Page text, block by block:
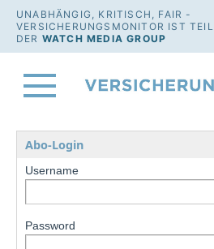
UNABHÄNGIG, KRITISCH, FAIR -
VERSICHERUNGSMONITOR IST TEIL
DER WATCH MEDIA GROUP
Abo-Login
Username
Password